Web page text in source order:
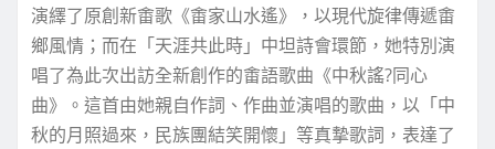
演繹了原創新畬歌《畬家山水遙》，以現代旋律傳遞畬
鄉風情；而在「天涯共此時」中坦詩會環節，她特別演
唱了為此次出訪全新創作的畬語歌曲《中秋謠?同心
曲》。這首由她親自作詞、作曲並演唱的歌曲，以「中
秋的月照過來，民族團結笑開懷」等真摯歌詞，表達了